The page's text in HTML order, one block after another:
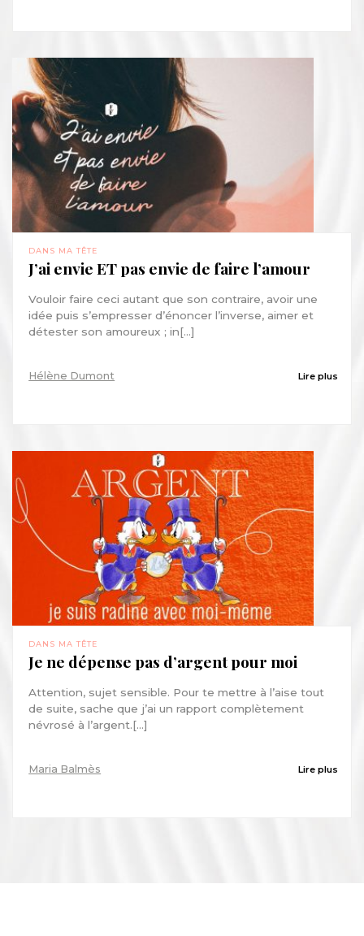
DANS MA TÊTE
J’ai envie ET pas envie de faire l’amour
Vouloir faire ceci autant que son contraire, avoir une
idée puis s’empresser d’énoncer l’inverse, aimer et
détester son amoureux ; in[...]
Hélène Dumont Lire plus
DANS MA TÊTE
Je ne dépense pas d’argent pour moi
Attention, sujet sensible. Pour te mettre à l’aise tout
de suite, sache que j’ai un rapport complètement
névrosé à l’argent.[...]
Maria Balmès Lire plus